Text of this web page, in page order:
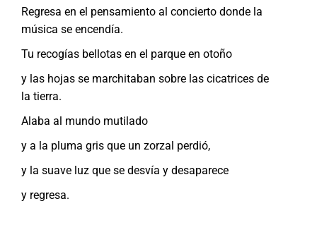
Regresa en el pensamiento al concierto donde la
música se encendía.
Tu recogías bellotas en el parque en otoño
y las hojas se marchitaban sobre las cicatrices de
la tierra.
Alaba al mundo mutilado
y a la pluma gris que un zorzal perdió,
y la suave luz que se desvía y desaparece
y regresa.